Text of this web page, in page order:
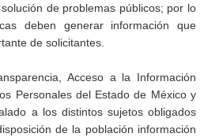
de problemas públicos; por lo
deben generar información que
de solicitantes.
Acceso a la Información
Personales del Estado de México y
a los distintos sujetos obligados
de la población información